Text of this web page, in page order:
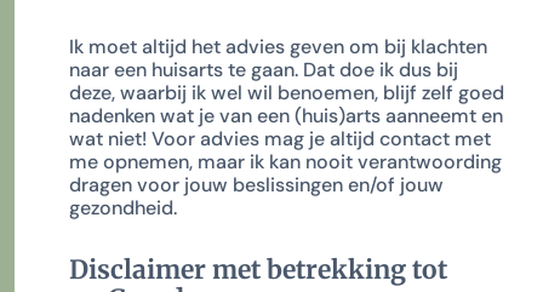
Ik moet altijd het advies geven om bij klachten
naar een huisarts te gaan. Dat doe ik dus bij
deze, waarbij ik wel wil benoemen, blijf zelf goed
nadenken wat je van een (huis)arts aanneemt en
wat niet! Voor advies mag je altijd contact met
me opnemen, maar ik kan nooit verantwoording
dragen voor jouw beslissingen en/of jouw
gezondheid.
Disclaimer met betrekking tot